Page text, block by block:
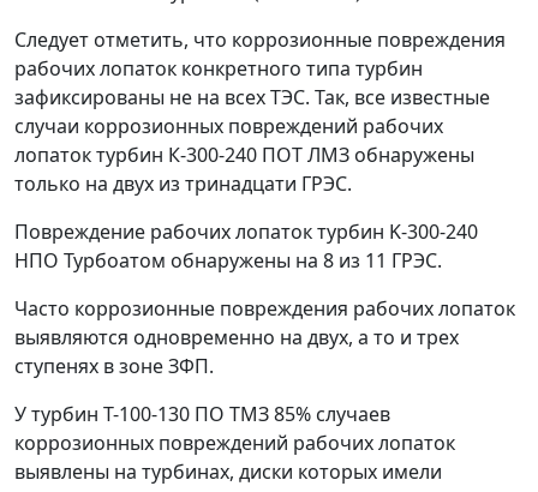
Следует отметить, что коррозионные повреждения
рабочих лопаток конкретного типа турбин
зафиксированы не на всех ТЭС. Так, все известные
случаи коррозионных повреждений рабочих
лопаток турбин К-300-240 ПОТ ЛМЗ обнаружены
только на двух из тринадцати ГРЭС.
Повреждение рабочих лопаток турбин K-300-240
НПО Турбоатом обнаружены на 8 из 11 ГРЭС.
Часто коррозионные повреждения рабочих лопаток
выявляются одновременно на двух, а то и трех
ступенях в зоне ЗФП.
У турбин Т-100-130 ПО ТМЗ 85% случаев
коррозионных повреждений рабочих лопаток
выявлены на турбинах, диски которых имели